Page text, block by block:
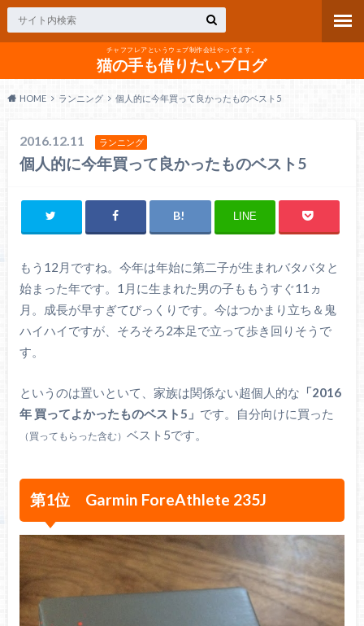
チャフフレアというウェブ制作会社やってます。
猫の手も借りたいブログ
HOME ランニング 個人的に今年買って良かったものベスト5
2016.12.11 ランニング
個人的に今年買って良かったものベスト5
LINE
もう12月ですね。今年は年始に第二子が生まれバタバタと
始まった年です。1月に生まれた男の子ももうすぐ11ヵ
月。成長が早すぎてびっくりです。今はつかまり立ち＆鬼
ハイハイですが、そろそろ2本足で立って歩き回りそうで
す。
というのは置いといて、家族は関係ない超個人的な 「2016
年 買ってよかったものベスト5」 です。自分向けに買った
（買ってもらった含む） ベスト5です。
第1位 Garmin ForeAthlete 235J